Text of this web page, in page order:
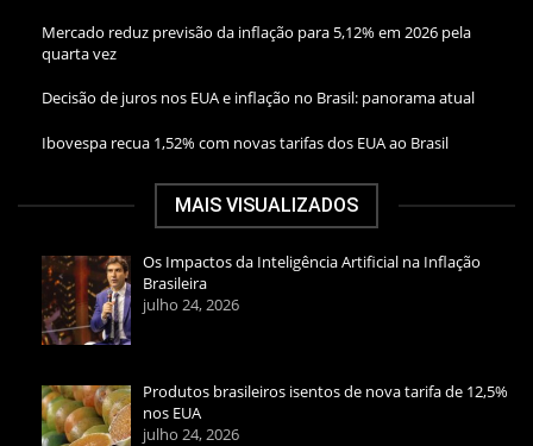
Mercado reduz previsão da inflação para 5,12% em 2026 pela
quarta vez
Decisão de juros nos EUA e inflação no Brasil: panorama atual
Ibovespa recua 1,52% com novas tarifas dos EUA ao Brasil
MAIS VISUALIZADOS
Os Impactos da Inteligência Artificial na Inflação
Brasileira
julho 24, 2026
Produtos brasileiros isentos de nova tarifa de 12,5%
nos EUA
julho 24, 2026